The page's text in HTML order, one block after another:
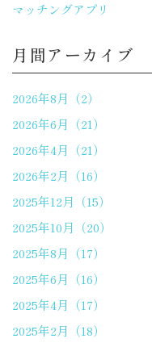
マッチングアプリ
月間アーカイブ
2026年8月（2）
2026年6月（21）
2026年4月（21）
2026年2月（16）
2025年12月（15）
2025年10月（20）
2025年8月（17）
2025年6月（16）
2025年4月（17）
2025年2月（18）